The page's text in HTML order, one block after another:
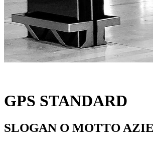
GPS STANDARD
SLOGAN O MOTTO